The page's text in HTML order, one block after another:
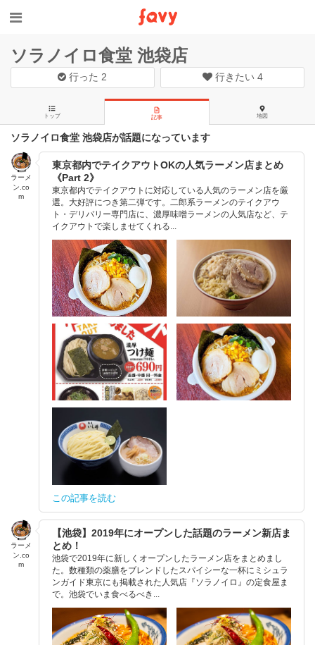
ソラノイロ食堂 池袋店
行った 2 行きたい 4
トップ 記事 地図
ソラノイロ食堂 池袋店が話題になっています
ラーメ
ン.co
m
東京都内でテイクアウトOKの人気ラーメン店まとめ
《Part 2》
東京都内でテイクアウトに対応している人気のラーメン店を厳
選。大好評につき第二弾です。二郎系ラーメンのテイクアウ
ト・デリバリー専門店に、濃厚味噌ラーメンの人気店など、テ
イクアウトで楽しませてくれる...
この記事を読む
ラーメ
ン.co
m
【池袋】2019年にオープンした話題のラーメン新店ま
とめ！
池袋で2019年に新しくオープンしたラーメン店をまとめまし
た。数種類の薬膳をブレンドしたスパイシーな一杯にミシュラ
ンガイド東京にも掲載された人気店『ソラノイロ』の定食屋ま
で。池袋でいま食べるべき...